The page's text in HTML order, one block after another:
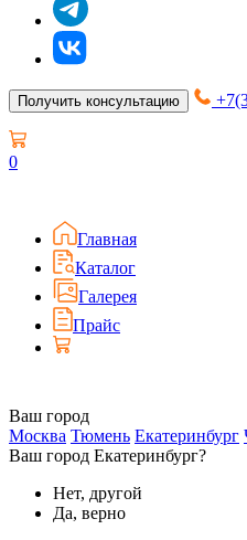
Получить консультацию
0
Главная
Каталог
Галерея
Прайс
Ваш город
Москва Тюмень Екатеринбург
Ваш город Екатеринбург?
Нет, другой
Да, верно